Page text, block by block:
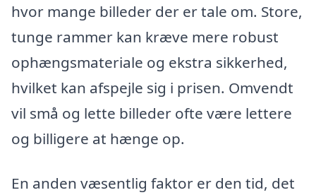
hvor mange billeder der er tale om. Store,
tunge rammer kan kræve mere robust
ophængsmateriale og ekstra sikkerhed,
hvilket kan afspejle sig i prisen. Omvendt
vil små og lette billeder ofte være lettere
og billigere at hænge op.
En anden væsentlig faktor er den tid, det